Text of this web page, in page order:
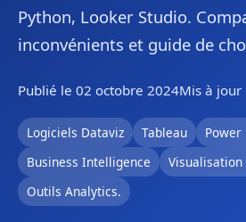
Python, Looker Studio.
inconvénients et guide de
Publié le 02 octobre 2024Mis à jour
Logiciels Dataviz Tableau
Power
Business Intelligence
Visualisation
Outils Analytics.